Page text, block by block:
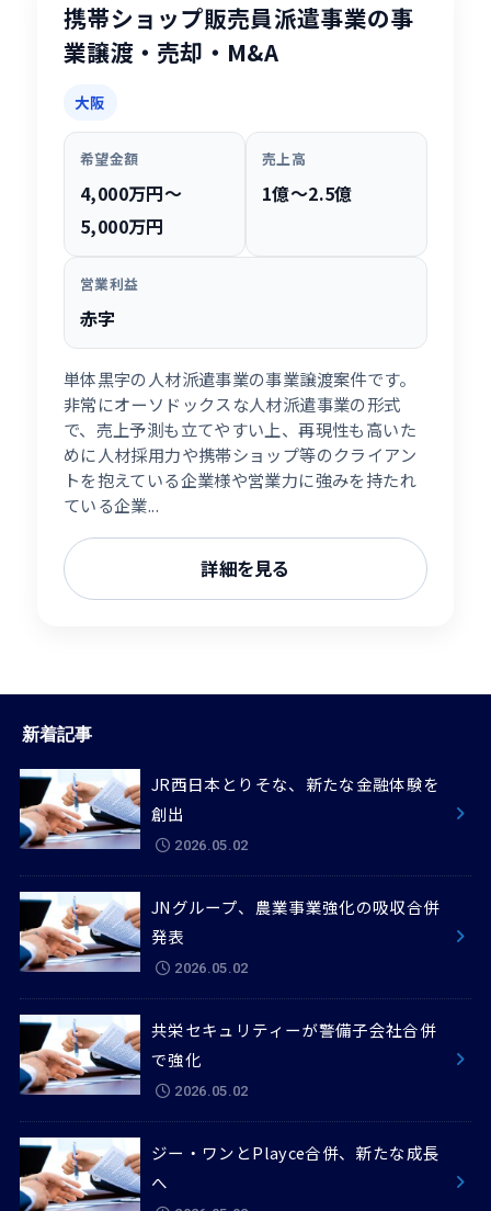
携帯ショップ販売員派遣事業の事
業譲渡・売却・M&A
大阪
希望金額
4,000万円〜
5,000万円
売上高
1億〜2.5億
営業利益
赤字
単体黒字の人材派遣事業の事業譲渡案件です。
非常にオーソドックスな人材派遣事業の形式
で、売上予測も立てやすい上、再現性も高いた
めに人材採用力や携帯ショップ等のクライアン
トを抱えている企業様や営業力に強みを持たれ
ている企業...
詳細を見る
新着記事
JR西日本とりそな、新たな金融体験を
創出
2026.05.02
JNグループ、農業事業強化の吸収合併
発表
2026.05.02
共栄セキュリティーが警備子会社合併
で強化
2026.05.02
ジー・ワンとPlayce合併、新たな成長
へ